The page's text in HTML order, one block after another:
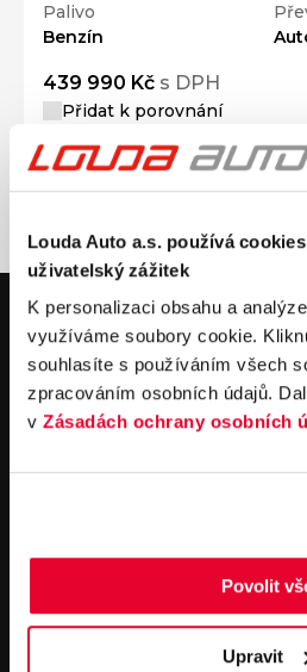
Louda Auto a.s. používá
uživatelský zážitek
K personalizaci obsahu a
využíváme soubory cookie.
souhlasíte s používáním všech
zpracováním osobních údajů.
v Zásadách ochrany osobních
Povolit
Upravit
Palivo
Benzín
439 990 Kč s DPH
Přidat k porovnání
V případě dotazů volejte
+420 325 400 400
nebo nám napište na e-mail